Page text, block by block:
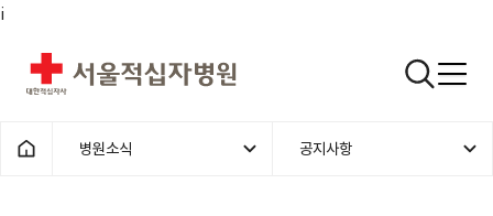
i
서울적십자병원 검색열기
홈으로 1차메뉴
병원소식 2차메뉴
공지사항